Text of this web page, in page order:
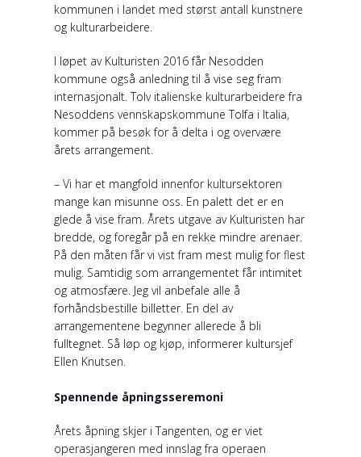
kommunen i landet med størst antall kunstnere
og kulturarbeidere.
I løpet av Kulturisten 2016 får Nesodden
kommune også anledning til å vise seg fram
internasjonalt. Tolv italienske kulturarbeidere fra
Nesoddens vennskapskommune Tolfa i Italia,
kommer på besøk for å delta i og overvære
årets arrangement.
– Vi har et mangfold innenfor kultursektoren
mange kan misunne oss. En palett det er en
glede å vise fram. Årets utgave av Kulturisten har
bredde, og foregår på en rekke mindre arenaer.
På den måten får vi vist fram mest mulig for flest
mulig. Samtidig som arrangementet får intimitet
og atmosfære. Jeg vil anbefale alle å
forhåndsbestille billetter. En del av
arrangementene begynner allerede å bli
fulltegnet. Så løp og kjøp, informerer kultursjef
Ellen Knutsen.
Spennende åpningsseremoni
Årets åpning skjer i Tangenten, og er viet
operasjangeren med innslag fra operaen